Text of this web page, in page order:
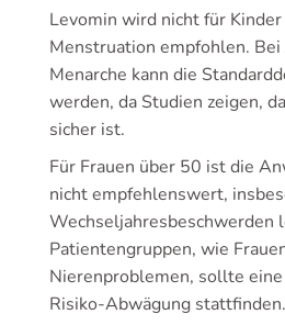
Levomin wird nicht für
Menstruation empfohlen. Bei
Menarche kann die
werden, da Studien zeigen,
sicher ist.
Für Frauen über 50 ist die
nicht empfehlenswert,
Wechseljahresbeschwerden
Patientengruppen, wie
Nierenproblemen, sollte
Risiko-Abwägung stattfinden.